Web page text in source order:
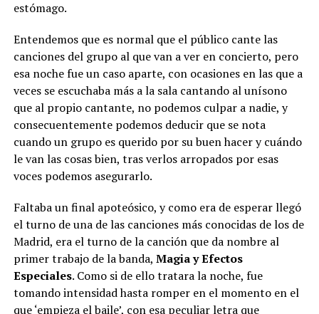
estómago.
Entendemos que es normal que el público cante las
canciones del grupo al que van a ver en concierto, pero
esa noche fue un caso aparte, con ocasiones en las que a
veces se escuchaba más a la sala cantando al unísono
que al propio cantante, no podemos culpar a nadie, y
consecuentemente podemos deducir que se nota
cuando un grupo es querido por su buen hacer y cuándo
le van las cosas bien, tras verlos arropados por esas
voces podemos asegurarlo.
Faltaba un final apoteósico, y como era de esperar llegó
el turno de una de las canciones más conocidas de los de
Madrid, era el turno de la canción que da nombre al
primer trabajo de la banda, Magia y Efectos
Especiales. Como si de ello tratara la noche, fue
tomando intensidad hasta romper en el momento en el
que ‘empieza el baile’, con esa peculiar letra que